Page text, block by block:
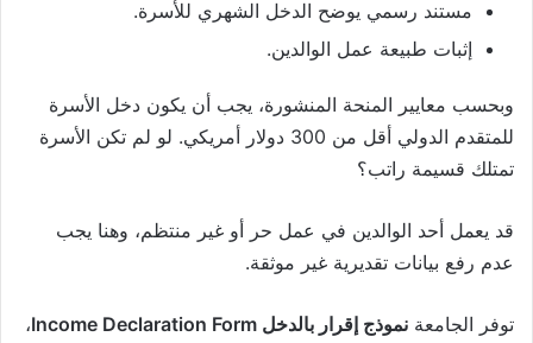
مستند رسمي يوضح الدخل الشهري للأسرة.
إثبات طبيعة عمل الوالدين.
وبحسب معايير المنحة المنشورة، يجب أن يكون دخل الأسرة
للمتقدم الدولي أقل من 300 دولار أمريكي. لو لم تكن الأسرة
تمتلك قسيمة راتب؟
قد يعمل أحد الوالدين في عمل حر أو غير منتظم، وهنا يجب
عدم رفع بيانات تقديرية غير موثقة.
توفر الجامعة نموذج إقرار بالدخل Income Declaration Form
،